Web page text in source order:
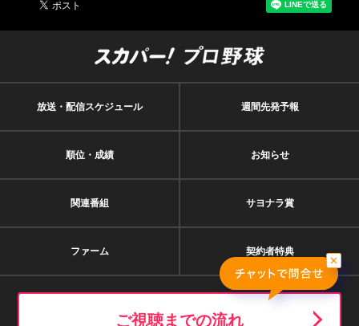
放送・配信スケジュール 週間先発予報
順位・成績 お知らせ
関連番組 サヨナラ賞
ファーム 契約者特典
ご視聴までの流れ